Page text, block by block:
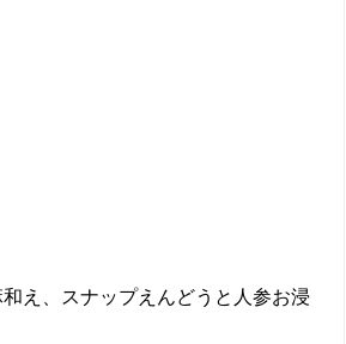
え、スナップえんどうと人参お浸